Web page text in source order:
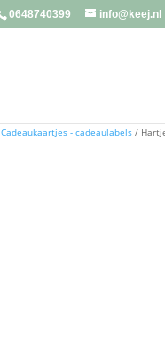
0648740399 info@keej.nl
Cadeaukaartjes - cadeaulabels/